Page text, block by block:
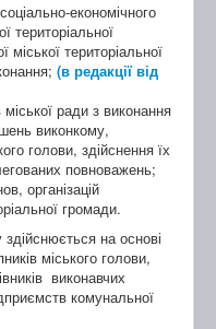
економічного
територіальної
територіальної
(в редакції від
ради з виконання
виконкому,
голови, здійснення їх
повноважень;
організацій
громади.
на основі
міського голови,
виконавчих
комунальної